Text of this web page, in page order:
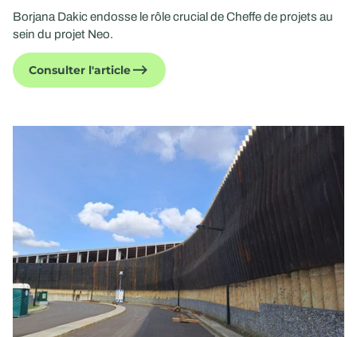
Borjana Dakic endosse le rôle crucial de Cheffe de projets au
sein du projet Neo.
Consulter l'article